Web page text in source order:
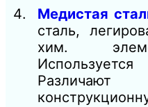
Медистая
сталь,
хим.
Различают